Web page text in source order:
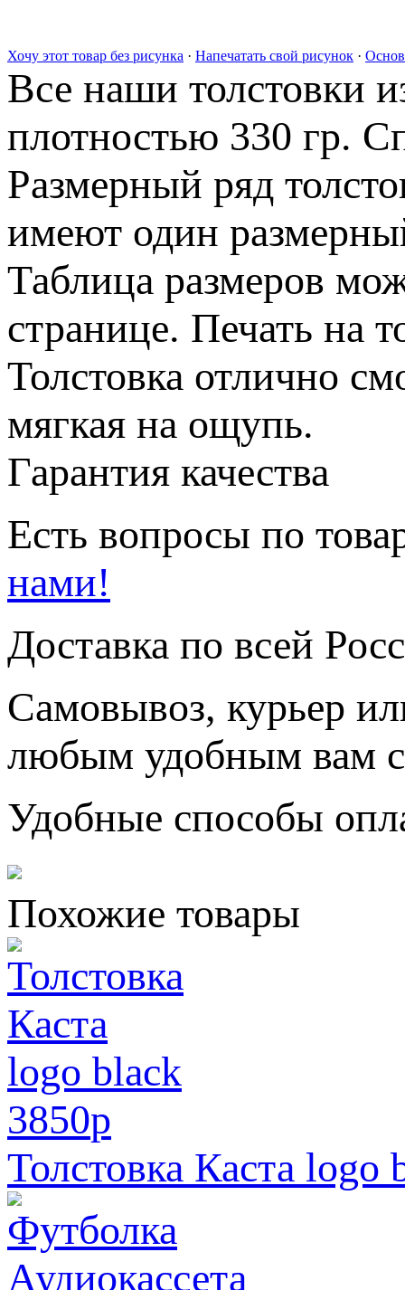
Хочу этот товар без рисунка · Напечатать свой рисунок ·
Все наши толстовки
плотностью 330 гр.
Размерный ряд
имеют один
Таблица размеров
странице. Печать на
Толстовка отлично
мягкая на ощупь.
Гарантия качества
Есть вопросы по
нами!
Доставка по всей
Самовывоз, курьер
любым удобным вам
Удобные способы
Похожие товары
3850p
Толстовка Каста logo